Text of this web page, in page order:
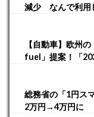
減少 なんで利用
【自動車】欧州
fuel」提案！「
総務省の「1円ス
2万円→4万円に